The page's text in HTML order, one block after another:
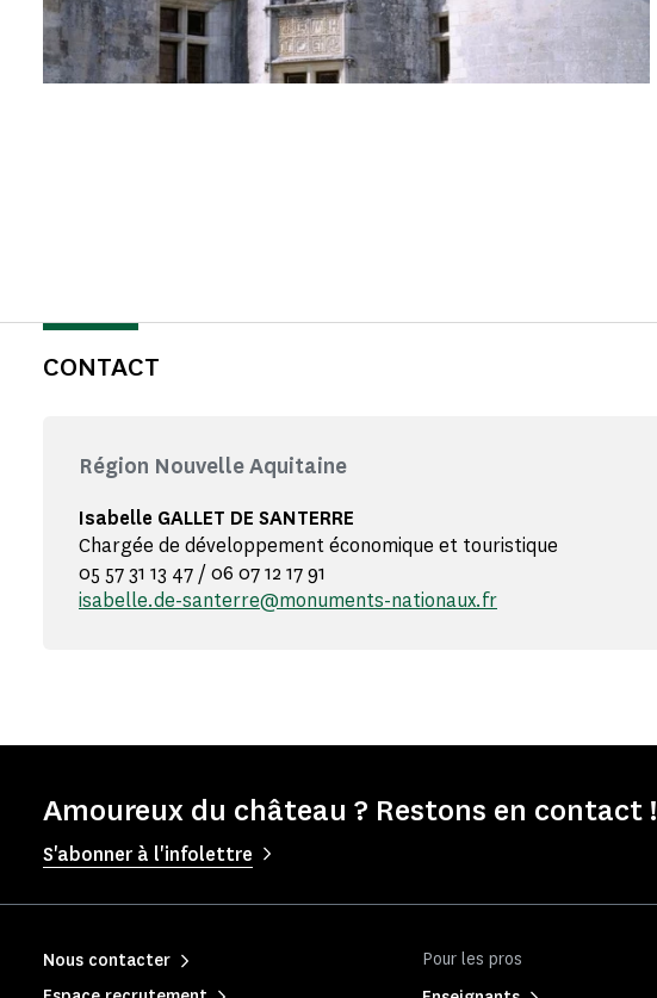
CONTACT
Région Nouvelle Aquitaine
Isabelle GALLET DE SANTERRE
Chargée de développement économique et touristique
05 57 31 13 47 / 06 07 12 17 91
isabelle.de-santerre@monuments-nationaux.fr
Amoureux du château ? Restons en contact !
S'abonner à l'infolettre
Pour les pros
Nous contacter